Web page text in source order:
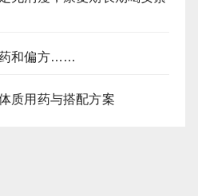
药和偏方……
质用药与搭配方案